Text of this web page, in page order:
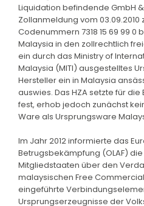
Liquidation befindende GmbH
Zollanmeldung vom
Codenummern 7318 15 69 99 0
Malaysia in den zollrechtlich
ein durch das Ministry of
Malaysia (MITI) ausgestelltes
Hersteller ein in Malaysia
auswies. Das HZA setzte für
fest, erhob jedoch zunächst
Ware als Ursprungsware
Im Jahr 2012 informierte das
Betrugsbekämpfung (OLAF)
Mitgliedstaaten über den
malaysischen Free
eingeführte
Ursprungserzeugnisse der